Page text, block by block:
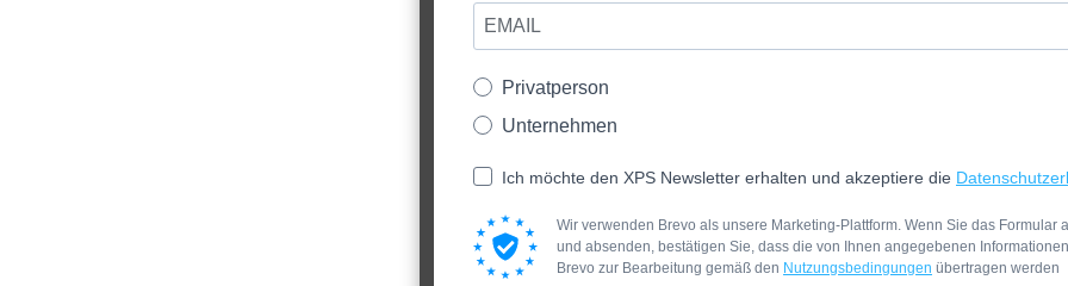
Privatperson
Unternehmen
Ich möchte den XPS Newsletter erhalten und akzeptiere die
Wir verwenden Brevo als unsere Marketing-Plattform. Wenn Sie das Formular
und absenden, bestätigen Sie, dass die von Ihnen angegebenen
Brevo zur Bearbeitung gemäß den Nutzungsbedingungen übertragen werden